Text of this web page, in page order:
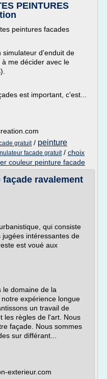
PEINTURES
peintures facades
simulateur d'enduit de
me décider avec le
est important, c'est...
gratuit/ peinture
facade gratuit/ choix
couleur peinture facade
ravalement
qui consiste
intéressantes de
est voué aux
le domaine de la
expérience longue
un travail de
les règles de l'art. Nous
façade. Nous sommes
sur différant...
exterieur.com